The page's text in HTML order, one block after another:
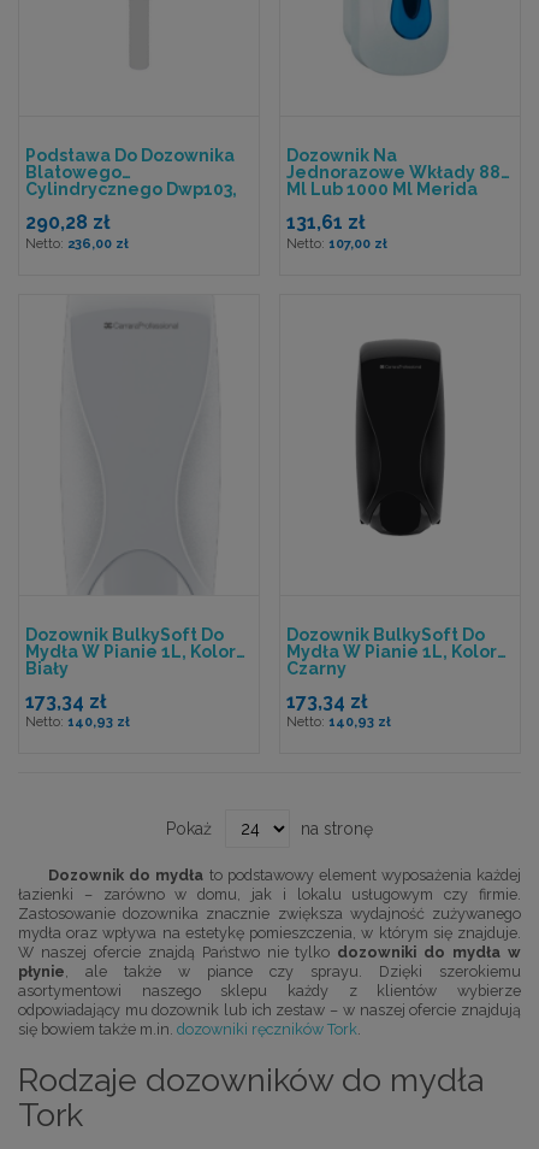
Podstawa Do Dozownika
Blatowego
Cylindrycznego Dwp103,
Średnica 40 Mm
290,28 zł
236,00 zł
Dozownik Na
Jednorazowe Wkłady 880
Ml Lub 1000 Ml Merida
131,61 zł
107,00 zł
Dozownik BulkySoft Do
Mydła W Pianie 1L, Kolor
Biały
173,34 zł
140,93 zł
Dozownik BulkySoft Do
Mydła W Pianie 1L, Kolor
Czarny
173,34 zł
140,93 zł
Pokaż na stronę
Dozownik do mydła to podstawowy element wyposażenia każdej
łazienki – zarówno w domu, jak i lokalu usługowym czy firmie.
Zastosowanie dozownika znacznie zwiększa wydajność zużywanego
mydła oraz wpływa na estetykę pomieszczenia, w którym się znajduje.
W naszej ofercie znajdą Państwo nie tylko dozowniki do mydła w
płynie, ale także w piance czy sprayu. Dzięki szerokiemu
asortymentowi naszego sklepu każdy z klientów wybierze
odpowiadający mu dozownik lub ich zestaw – w naszej ofercie znajdują
się bowiem także m.in. dozowniki ręczników Tork.
Rodzaje dozowników do mydła
Tork